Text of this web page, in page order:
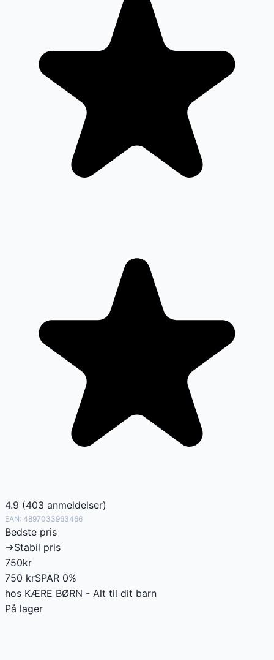
4.9 (403 anmeldelser)
EAN: 4897033963466
Bedste pris
→Stabil pris
750kr
750 krSPAR 0%
hos KÆRE BØRN - Alt til dit barn
På lager